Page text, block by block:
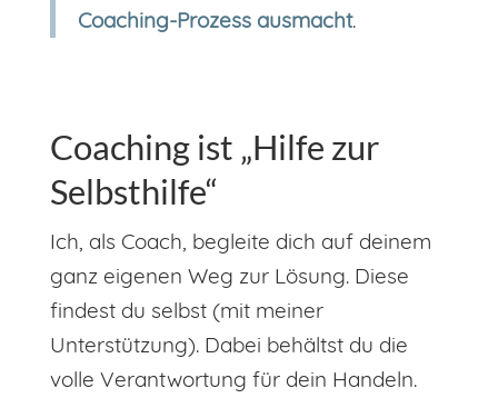
Coaching-Prozess ausmacht.
Coaching ist „Hilfe zur
Selbsthilfe“
Ich, als Coach, begleite dich auf deinem
ganz eigenen Weg zur Lösung. Diese
findest du selbst (mit meiner
Unterstützung). Dabei behältst du die
volle Verantwortung für dein Handeln.